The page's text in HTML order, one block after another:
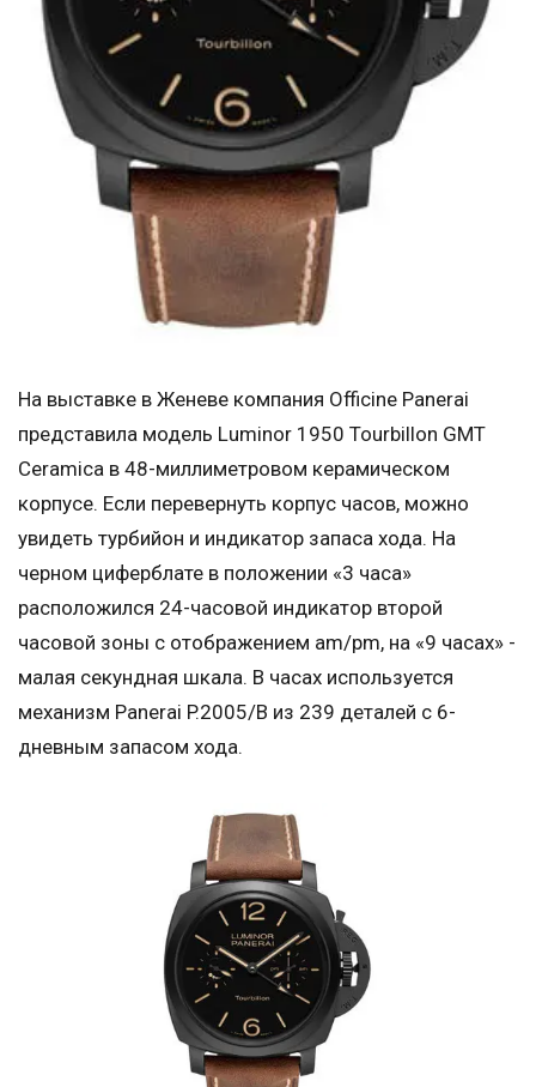
На выставке в Женеве компания Officine Panerai
представила модель Luminor 1950 Tourbillon GMT
Ceramica в 48-миллиметровом керамическом
корпусе. Если перевернуть корпус часов, можно
увидеть турбийон и индикатор запаса хода. На
черном циферблате в положении «3 часа»
расположился 24-часовой индикатор второй
часовой зоны с отображением am/pm, на «9 часах» -
малая секундная шкала. В часах используется
механизм Panerai P.2005/B из 239 деталей с 6-
дневным запасом хода.